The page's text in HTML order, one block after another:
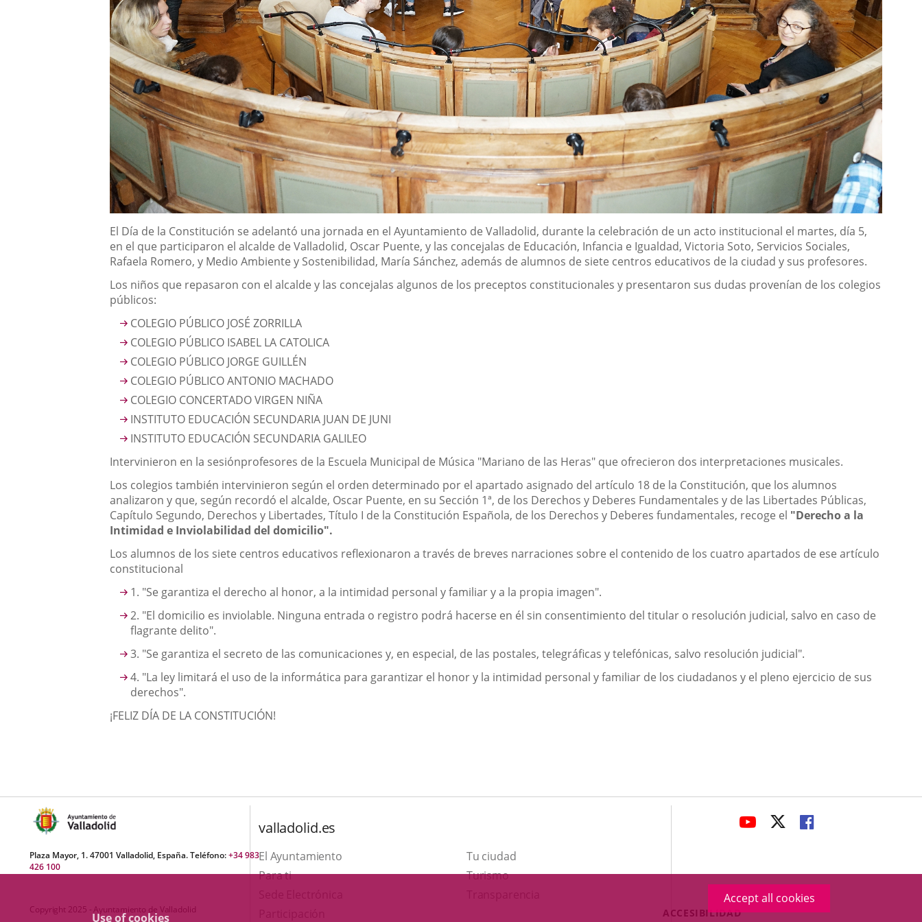
Use of cookies
Accept all cookies
Descripción
El Día de la Constitución se adelantó una jornada en el Ayuntamiento de Valladolid, durante la celebración de un acto institucional el martes, día 5,
en el que participaron el alcalde de Valladolid, Oscar Puente, y las concejalas de Educación, Infancia e Igualdad, Victoria Soto, Servicios Sociales,
Rafaela Romero, y Medio Ambiente y Sostenibilidad, María Sánchez, además de alumnos de siete centros educativos de la ciudad y sus profesores.
Los niños que repasaron con el alcalde y las concejalas algunos de los preceptos constitucionales y presentaron sus dudas provenían de los colegios
públicos:
COLEGIO PÚBLICO JOSÉ ZORRILLA
COLEGIO PÚBLICO ISABEL LA CATOLICA
COLEGIO PÚBLICO JORGE GUILLÉN
COLEGIO PÚBLICO ANTONIO MACHADO
COLEGIO CONCERTADO VIRGEN NIÑA
INSTITUTO EDUCACIÓN SECUNDARIA JUAN DE JUNI
INSTITUTO EDUCACIÓN SECUNDARIA GALILEO
Intervinieron en la sesiónprofesores de la Escuela Municipal de Música "Mariano de las Heras" que ofrecieron dos interpretaciones musicales.
Los colegios también intervinieron según el orden determinado por el apartado asignado del artículo 18 de la Constitución, que los alumnos
analizaron y que, según recordó el alcalde, Oscar Puente, en su Sección 1ª, de los Derechos y Deberes Fundamentales y de las Libertades Públicas,
Capítulo Segundo, Derechos y Libertades, Título I de la Constitución Española, de los Derechos y Deberes fundamentales, recoge el "Derecho a la
Intimidad e Inviolabilidad del domicilio".
Los alumnos de los siete centros educativos reflexionaron a través de breves narraciones sobre el contenido de los cuatro apartados de ese artículo
constitucional
1. "Se garantiza el derecho al honor, a la intimidad personal y familiar y a la propia imagen".
2. "El domicilio es inviolable. Ninguna entrada o registro podrá hacerse en él sin consentimiento del titular o resolución judicial, salvo en caso de
flagrante delito".
3. "Se garantiza el secreto de las comunicaciones y, en especial, de las postales, telegráficas y telefónicas, salvo resolución judicial".
4. "La ley limitará el uso de la informática para garantizar el honor y la intimidad personal y familiar de los ciudadanos y el pleno ejercicio de sus
derechos".
¡FELIZ DÍA DE LA CONSTITUCIÓN!
Plaza Mayor, 1. 47001 Valladolid, España. Teléfono:+34 983
426 100
Copyright 2025 - Ayuntamiento de Valladolid
valladolid.es
El Ayuntamiento
Tu ciudad
Para ti
TurismoThis
LINK
APPLICATION.
LINK
APPLICATION.
APPLICATION.
Menú
ACCESIBILIDAD